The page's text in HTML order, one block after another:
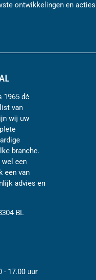
ontwikkelingen en acties
1965 dé
van
wij uw
branche.
een
een van
advies en
BL
- 17.00 uur